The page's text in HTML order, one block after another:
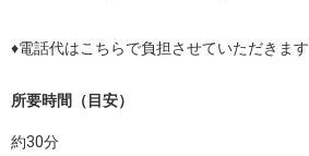
所要時間（目安）
約30分